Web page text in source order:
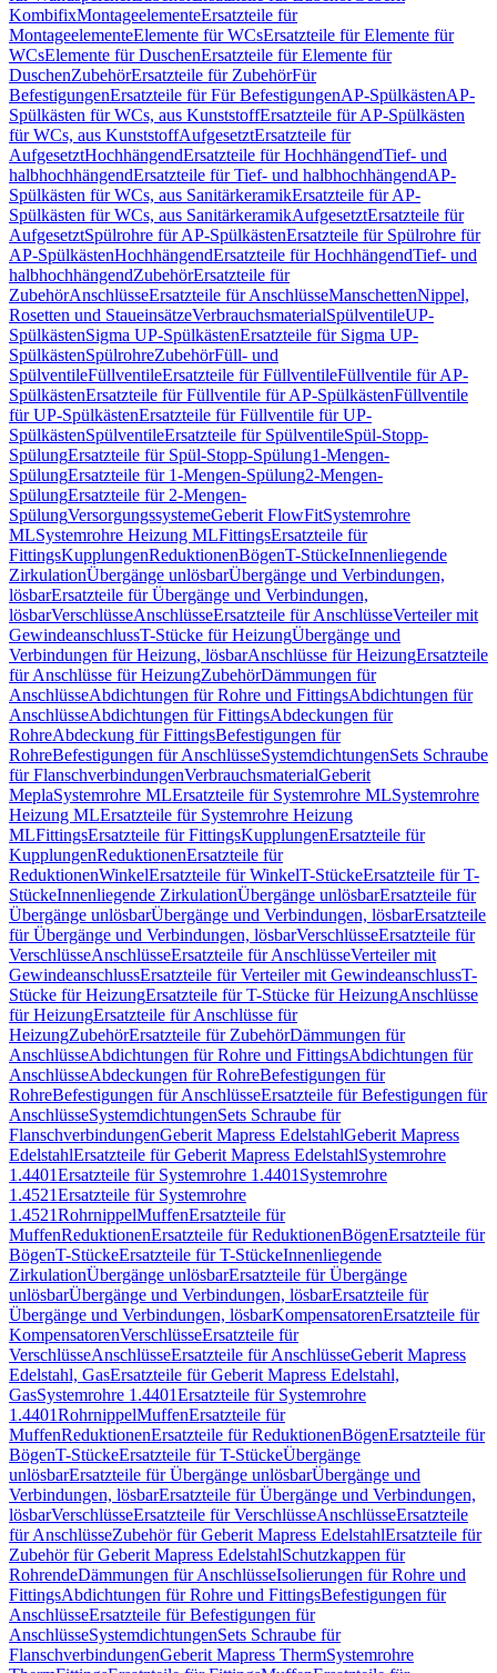
KombifixMontageelementeErsatzteile für
MontageelementeElemente für WCsErsatzteile für Elemente für
WCsElemente für DuschenErsatzteile für Elemente für
DuschenZubehörErsatzteile für ZubehörFür
BefestigungenErsatzteile für Für BefestigungenAP-SpülkästenAP-
Spülkästen für WCs, aus KunststoffErsatzteile für AP-Spülkästen
für WCs, aus KunststoffAufgesetztErsatzteile für
AufgesetztHochhängendErsatzteile für HochhängendTief- und
halbhochhängendErsatzteile für Tief- und halbhochhängendAP-
Spülkästen für WCs, aus SanitärkeramikErsatzteile für AP-
Spülkästen für WCs, aus SanitärkeramikAufgesetztErsatzteile für
AufgesetztSpülrohre für AP-SpülkästenErsatzteile für Spülrohre für
AP-SpülkästenHochhängendErsatzteile für HochhängendTief- und
halbhochhängendZubehörErsatzteile für
ZubehörAnschlüsseErsatzteile für AnschlüsseManschettenNippel,
Rosetten und StaueinsätzeVerbrauchsmaterialSpülventileUP-
SpülkästenSigma UP-SpülkästenErsatzteile für Sigma UP-
SpülkästenSpülrohreZubehörFüll- und
SpülventileFüllventileErsatzteile für FüllventileFüllventile für AP-
SpülkästenErsatzteile für Füllventile für AP-SpülkästenFüllventile
für UP-SpülkästenErsatzteile für Füllventile für UP-
SpülkästenSpülventileErsatzteile für SpülventileSpül-Stopp-
SpülungErsatzteile für Spül-Stopp-Spülung1-Mengen-
SpülungErsatzteile für 1-Mengen-Spülung2-Mengen-
SpülungErsatzteile für 2-Mengen-
SpülungVersorgungssystemeGeberit FlowFitSystemrohre
MLSystemrohre Heizung MLFittingsErsatzteile für
FittingsKupplungenReduktionenBögenT-StückeInnenliegende
ZirkulationÜbergänge unlösbarÜbergänge und Verbindungen,
lösbarErsatzteile für Übergänge und Verbindungen,
lösbarVerschlüsseAnschlüsseErsatzteile für AnschlüsseVerteiler mit
GewindeanschlussT-Stücke für HeizungÜbergänge und
Verbindungen für Heizung, lösbarAnschlüsse für HeizungErsatzteile
für Anschlüsse für HeizungZubehörDämmungen für
AnschlüsseAbdichtungen für Rohre und FittingsAbdichtungen für
AnschlüsseAbdichtungen für FittingsAbdeckungen für
RohreAbdeckung für FittingsBefestigungen für
RohreBefestigungen für AnschlüsseSystemdichtungenSets Schraube
für FlanschverbindungenVerbrauchsmaterialGeberit
MeplaSystemrohre MLErsatzteile für Systemrohre MLSystemrohre
Heizung MLErsatzteile für Systemrohre Heizung
MLFittingsErsatzteile für FittingsKupplungenErsatzteile für
KupplungenReduktionenErsatzteile für
ReduktionenWinkelErsatzteile für WinkelT-StückeErsatzteile für T-
StückeInnenliegende ZirkulationÜbergänge unlösbarErsatzteile für
Übergänge unlösbarÜbergänge und Verbindungen, lösbarErsatzteile
für Übergänge und Verbindungen, lösbarVerschlüsseErsatzteile für
VerschlüsseAnschlüsseErsatzteile für AnschlüsseVerteiler mit
GewindeanschlussErsatzteile für Verteiler mit GewindeanschlussT-
Stücke für HeizungErsatzteile für T-Stücke für HeizungAnschlüsse
für HeizungErsatzteile für Anschlüsse für
HeizungZubehörErsatzteile für ZubehörDämmungen für
AnschlüsseAbdichtungen für Rohre und FittingsAbdichtungen für
AnschlüsseAbdeckungen für RohreBefestigungen für
RohreBefestigungen für AnschlüsseErsatzteile für Befestigungen für
AnschlüsseSystemdichtungenSets Schraube für
FlanschverbindungenGeberit Mapress EdelstahlGeberit Mapress
EdelstahlErsatzteile für Geberit Mapress EdelstahlSystemrohre
1.4401Ersatzteile für Systemrohre 1.4401 Systemrohre
1.4521Ersatzteile für Systemrohre
1.4521RohrnippelMuffenErsatzteile für
MuffenReduktionenErsatzteile für ReduktionenBögenErsatzteile für
BögenT-StückeErsatzteile für T-StückeInnenliegende
ZirkulationÜbergänge unlösbarErsatzteile für Übergänge
unlösbarÜbergänge und Verbindungen, lösbarErsatzteile für
Übergänge und Verbindungen, lösbarKompensatorenErsatzteile für
KompensatorenVerschlüsseErsatzteile für
VerschlüsseAnschlüsseErsatzteile für AnschlüsseGeberit Mapress
Edelstahl, GasErsatzteile für Geberit Mapress Edelstahl,
GasSystemrohre 1.4401Ersatzteile für Systemrohre
1.4401RohrnippelMuffenErsatzteile für
MuffenReduktionenErsatzteile für ReduktionenBögenErsatzteile für
BögenT-StückeErsatzteile für T-StückeÜbergänge
unlösbarErsatzteile für Übergänge unlösbarÜbergänge und
Verbindungen, lösbarErsatzteile für Übergänge und Verbindungen,
lösbarVerschlüsseErsatzteile für VerschlüsseAnschlüsseErsatzteile
für AnschlüsseZubehör für Geberit Mapress EdelstahlErsatzteile für
Zubehör für Geberit Mapress EdelstahlSchutzkappen für
RohrendeDämmungen für AnschlüsseIsolierungen für Rohre und
FittingsAbdichtungen für Rohre und FittingsBefestigungen für
AnschlüsseErsatzteile für Befestigungen für
AnschlüsseSystemdichtungenSets Schraube für
FlanschverbindungenGeberit Mapress ThermSystemrohre